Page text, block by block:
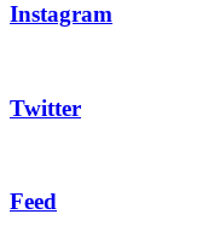
Instagram
Twitter
Feed